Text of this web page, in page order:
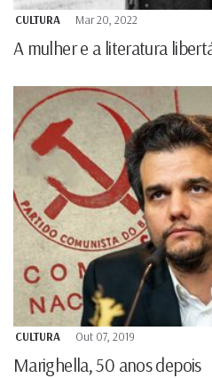
CULTURA Mar 20, 2022
A mulher e a literatura
CULTURA Out 07, 2019
Marighella, 50 anos depois